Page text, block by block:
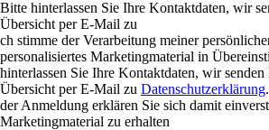
Bitte hinterlassen Sie Ihre Kontaktdaten, wir
Übersicht per E-Mail zu
ch stimme der Verarbeitung meiner
personalisiertes Marketingmaterial in
hinterlassen Sie Ihre Kontaktdaten, wir senden
Übersicht per E-Mail zu Datenschutzerklärung
der Anmeldung erklären Sie sich damit
Marketingmaterial zu erhalten